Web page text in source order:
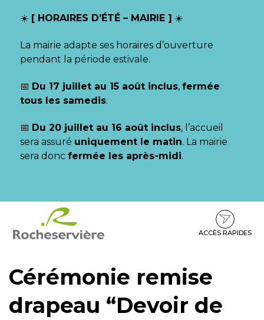
☀️ [ HORAIRES D’ÉTÉ – MAIRIE ] ☀️
La mairie adapte ses horaires d’ouverture
pendant la période estivale.
📅 Du 17 juillet au 15 août inclus, fermée
tous les samedis.
📅 Du 20 juillet au 16 août inclus, l’accueil
sera assuré uniquement le matin. La mairie
sera donc fermée les après-midi.
contenu
pied
ACCÈS RAPIDES
Cérémonie remise
drapeau “Devoir de